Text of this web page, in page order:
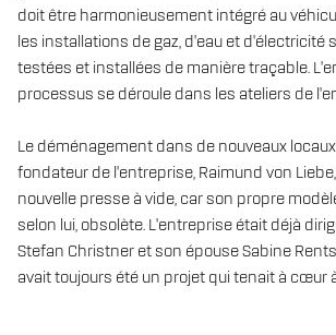
doit être harmonieusement intégré au
les installations de gaz, d'eau et d'électricité
testées et installées de manière traçable.
processus se déroule dans les ateliers de
Le déménagement dans de nouveaux
fondateur de l'entreprise, Raimund von
nouvelle presse à vide, car son propre
selon lui, obsolète. L'entreprise était déjà
Stefan Christner et son épouse Sabine
avait toujours été un projet qui tenait à cœur